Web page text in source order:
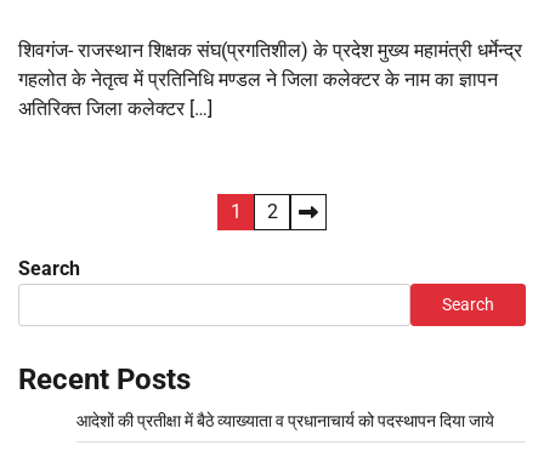
शिवगंज- राजस्थान शिक्षक संघ(प्रगतिशील) के प्रदेश मुख्य महामंत्री धर्मेन्द्र
‌गहलोत के नेतृत्व में प्रतिनिधि मण्डल ने जिला कलेक्टर के नाम का ज्ञापन
अतिरिक्त जिला कलेक्टर […]
1 2
Search
Search
Recent Posts
आदेशों की प्रतीक्षा में बैठे व्याख्याता व प्रधानाचार्य को पदस्थापन दिया जाये